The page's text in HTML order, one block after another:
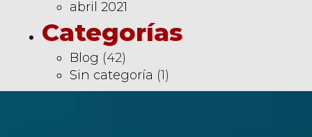
abril 2021
Categorías
Blog (42)
Sin categoría (1)